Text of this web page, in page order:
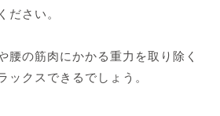
ださい。
腰の筋肉にかかる重力を取り除く
ックスできるでしょう。